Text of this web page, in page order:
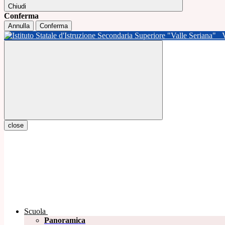
Chiudi
Conferma
Annulla Conferma
close
Scuola
Panoramica